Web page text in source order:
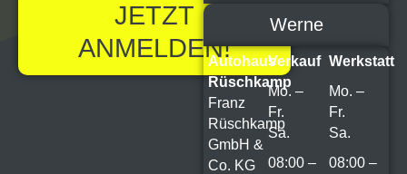
JETZT
ANMELDEN!
Werne
Autohaus
Rüschkamp
Franz
Rüschkamp
GmbH &
Co. KG
Verkauf
Mo. –
Fr.
Sa.
08:00 –
Werkstatt
Mo. –
Fr.
Sa.
08:00 –